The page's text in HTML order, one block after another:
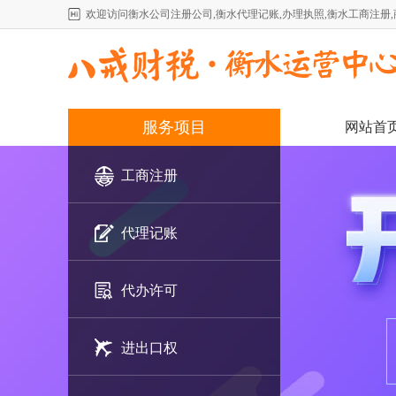
欢迎访问衡水公司注册公司,衡水代理记账,办理执照,衡水工商注册
服务项目 网站首
工商注册
代理记账
代办许可
进出口权